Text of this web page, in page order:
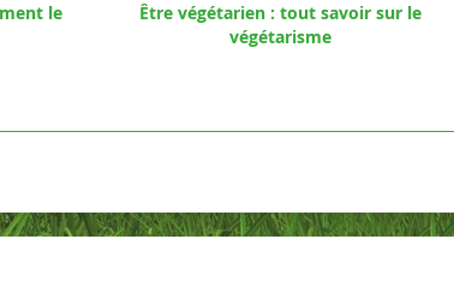
le
Être végétarien : tout savoir sur le
végétarisme